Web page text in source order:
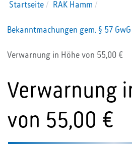
Startseite RAK Hamm
Bekanntmachungen gem. § 57 GwG
Verwarnung in Höhe von 55,00 €
Verwarnung
von 55,00 €